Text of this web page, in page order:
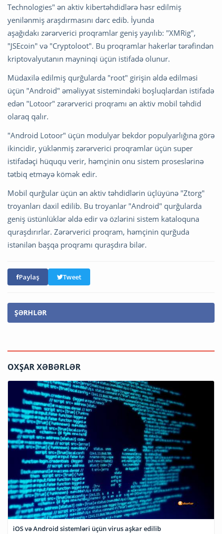
Technologies" ən aktiv kibertəhdidlərə həsr edilmiş
yenilənmiş araşdırmasını dərc edib. İyunda
aşağıdakı zərərverici proqramlar geniş yayılıb: "XMRig",
"JSEcoin" və "Cryptoloot". Bu proqramlar hakerlər tərəfindən
kriptovalyutanın mayninqi üçün istifadə olunur.
Müdaxilə edilmiş qurğularda "root" girişin əldə edilməsi
üçün "Android" əməliyyat sistemindəki boşluqlardan istifadə
edən "Lotoor" zərərverici proqramı ən aktiv mobil təhdid
olaraq qalır.
"Android Lotoor" üçün modulyar bekdor populyarlığına görə
ikincidir, yüklənmiş zərərverici proqramlar üçün super
istifadəçi hüququ verir, həmçinin onu sistem proseslərinə
tətbiq etməyə kömək edir.
Mobil qurğular üçün ən aktiv təhdidlərin üçlüyünə "Ztorg"
troyanları daxil edilib. Bu troyanlar "Android" qurğularda
geniş üstünlüklər əldə edir və özlərini sistem kataloquna
quraşdırırlar. Zərərverici proqram, həmçinin qurğuda
istənilən başqa proqramı quraşdıra bilər.
Paylaş Tweet
ŞƏRHLƏR
OXŞAR XƏBƏRLƏR
iOS və Android sistemləri üçün virus aşkar edilib